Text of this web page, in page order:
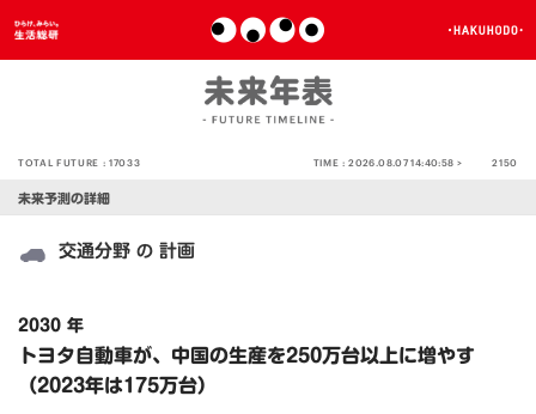
TOTAL FUTURE :17033 TIME :2026.08.07 14:40:58 > 2150
未来予測の詳細
交通分野 の 計画
2030 年
トヨタ自動車が、中国の生産を250万台以上に増やす
（2023年は175万台）